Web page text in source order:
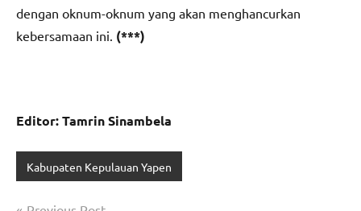
dengan oknum-oknum yang akan menghancurkan
kebersamaan ini. (***)
Editor: Tamrin Sinambela
Kabupaten Kepulauan Yapen